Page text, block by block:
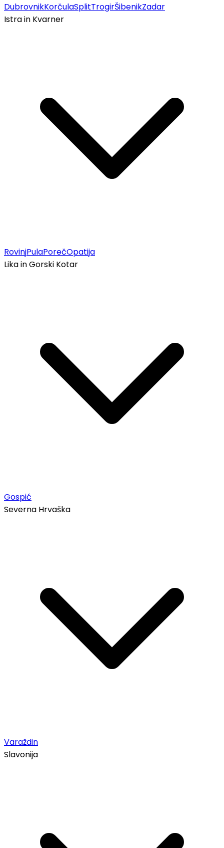
DubrovnikKorčulaSplitTrogirŠibenikZadar
Istra in Kvarner
RovinjPulaPorečOpatija
Lika in Gorski Kotar
Gospić
Severna Hrvaška
Varaždin
Slavonija